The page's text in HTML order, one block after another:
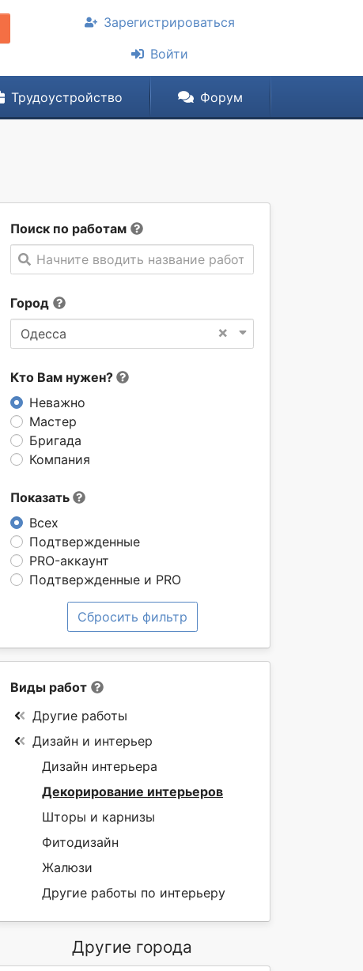
Зарегистрироваться
Войти
Трудоустройство Форум
Поиск по работам
Начните вводить название работы
Город
×
Одесса
Кто Вам нужен?
Неважно
Мастер
Бригада
Компания
Показать
Всех
Подтвержденные
PRO-аккаунт
Подтвержденные и PRO
Сбросить фильтр
Виды работ
Другие работы
Дизайн и интерьер
Дизайн интерьера
Декорирование интерьеров
Шторы и карнизы
Фитодизайн
Жалюзи
Другие работы по интерьеру
Другие города